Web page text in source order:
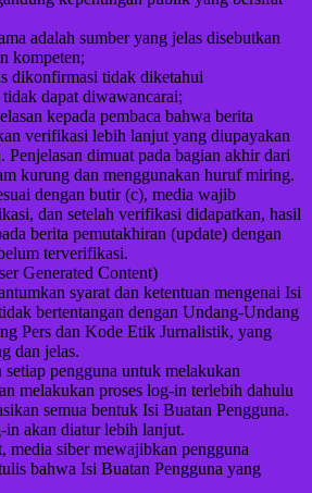
adalah sumber yang jelas disebutkan
kompeten;
dikonfirmasi tidak diketahui
dapat diwawancarai;
kepada pembaca bahwa berita
verifikasi lebih lanjut yang diupayakan
Penjelasan dimuat pada bagian akhir dari
kurung dan menggunakan huruf miring.
dengan butir (c), media wajib
dan setelah verifikasi didapatkan, hasil
berita pemutakhiran (update) dengan
terverifikasi.
Generated Content)
syarat dan ketentuan mengenai Isi
bertentangan dengan Undang-Undang
Pers dan Kode Etik Jurnalistik, yang
dan jelas.
pengguna untuk melakukan
melakukan proses log-in terlebih dahulu
semua bentuk Isi Buatan Pengguna.
in akan diatur lebih lanjut.
media siber mewajibkan pengguna
bahwa Isi Buatan Pengguna yang